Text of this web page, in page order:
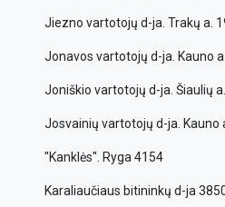
Jiezno vartotojų d-ja. Trakų a.
Jonavos vartotojų d-ja. Kauno
Joniškio vartotojų d-ja. Šiaulių
Josvainių vartotojų d-ja. Kauno
"Kanklės". Ryga 4154
Karaliaučiaus bitininkų d-ja